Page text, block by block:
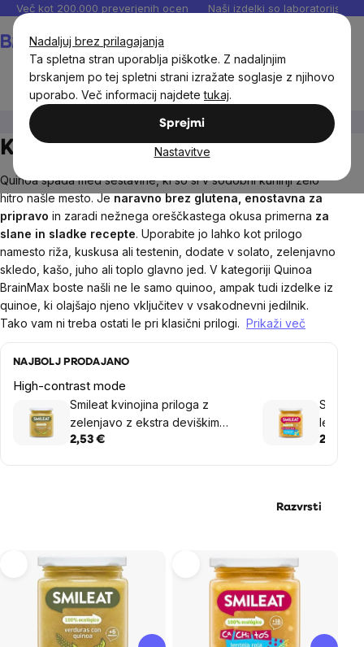
Nadaljuj brez prilagajanja
Ta spletna stran uporablja piškotke. Z nadaljnjim
brskanjem po tej spletni strani izražate soglasje z njihovo
uporabo. Več informacij najdetetukaj.
Sprejmi
Nastavitve
Preskoči
vsebino
Več kot 200.000 preverjenih ocen Naši izdelki so laboratorijsko
Žitarice, žita, psevdožita
Kvinoja
Quinoa spada med sestavine, ki so si v sodobni kuhinji zelo
hitro našle mesto. Jenaravno brez glutena, enostavna za
pripravo in zaradi nežnega oreščkastega okusa primerna za
slane in sladke recepte. Uporabite jo lahko kot prilogo
namesto riža, kuskusa ali testenin, dodate v solato, zelenjavno
skledo, kašo, juho ali toplo glavno jed. V kategoriji Quinoa
BrainMax boste našli ne le samo quinoo, ampak tudi izdelke iz
quinoe, ki olajšajo njeno vključitev v vsakodnevni jedilnik.
Tako vam ni treba ostati le pri klasični prilogi. Prikaži več
NAJBOLJ PRODAJANO
High-contrast mode
Smileat kvinojina priloga z
zelenjavo z ekstra deviškim
oljčnim oljem, 6M+, BIO, 230 g
2,53 €
Smileat
lečo in
2,94 €
Razvrsti
products